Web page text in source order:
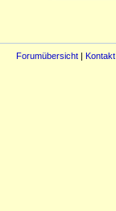
Forumübersicht | Kontakt